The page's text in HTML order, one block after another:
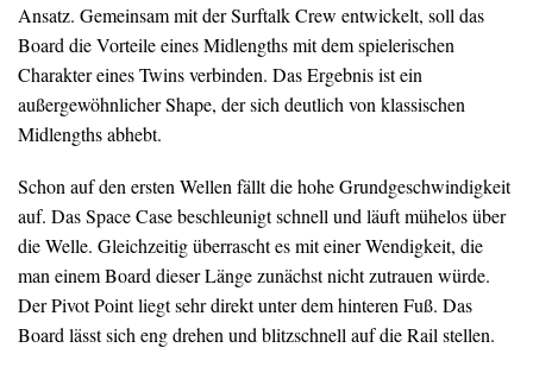
Ansatz. Gemeinsam mit der Surftalk Crew entwickelt, soll das
Board die Vorteile eines Midlengths mit dem spielerischen
Charakter eines Twins verbinden. Das Ergebnis ist ein
außergewöhnlicher Shape, der sich deutlich von klassischen
Midlengths abhebt.
Schon auf den ersten Wellen fällt die hohe Grundgeschwindigkeit
auf. Das Space Case beschleunigt schnell und läuft mühelos über
die Welle. Gleichzeitig überrascht es mit einer Wendigkeit, die
man einem Board dieser Länge zunächst nicht zutrauen würde.
Der Pivot Point liegt sehr direkt unter dem hinteren Fuß. Das
Board lässt sich eng drehen und blitzschnell auf die Rail stellen.